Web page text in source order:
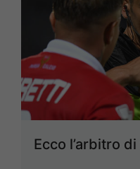
Ecco l’arbitro